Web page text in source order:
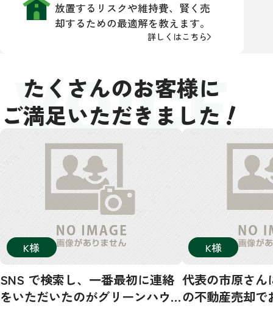
放置するリスクや維持費、賢く売
却するための最適解を教えます。
詳しくはこちら
たくさんのお客様に
ご満足いただきました！
VOICE
K様
SNS で検索し、一番最初に連絡
をいただいたのがグリーンハウ
K様
代表の市原さん
の不動産売却で